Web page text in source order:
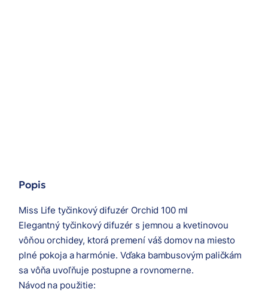
Popis
Miss Life tyčinkový difuzér Orchid 100 ml
Elegantný tyčinkový difuzér s jemnou a kvetinovou
vôňou orchidey, ktorá premení váš domov na miesto
plné pokoja a harmónie. Vďaka bambusovým paličkám
sa vôňa uvoľňuje postupne a rovnomerne.
Návod na použitie: